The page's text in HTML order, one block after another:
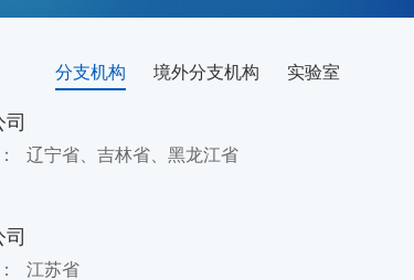
分支机构 境外分支机构 实验室
辽宁省、吉林省、黑龙江省
江苏省